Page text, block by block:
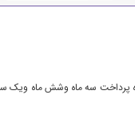
پرداخت سه ماه وشش ماه ویک